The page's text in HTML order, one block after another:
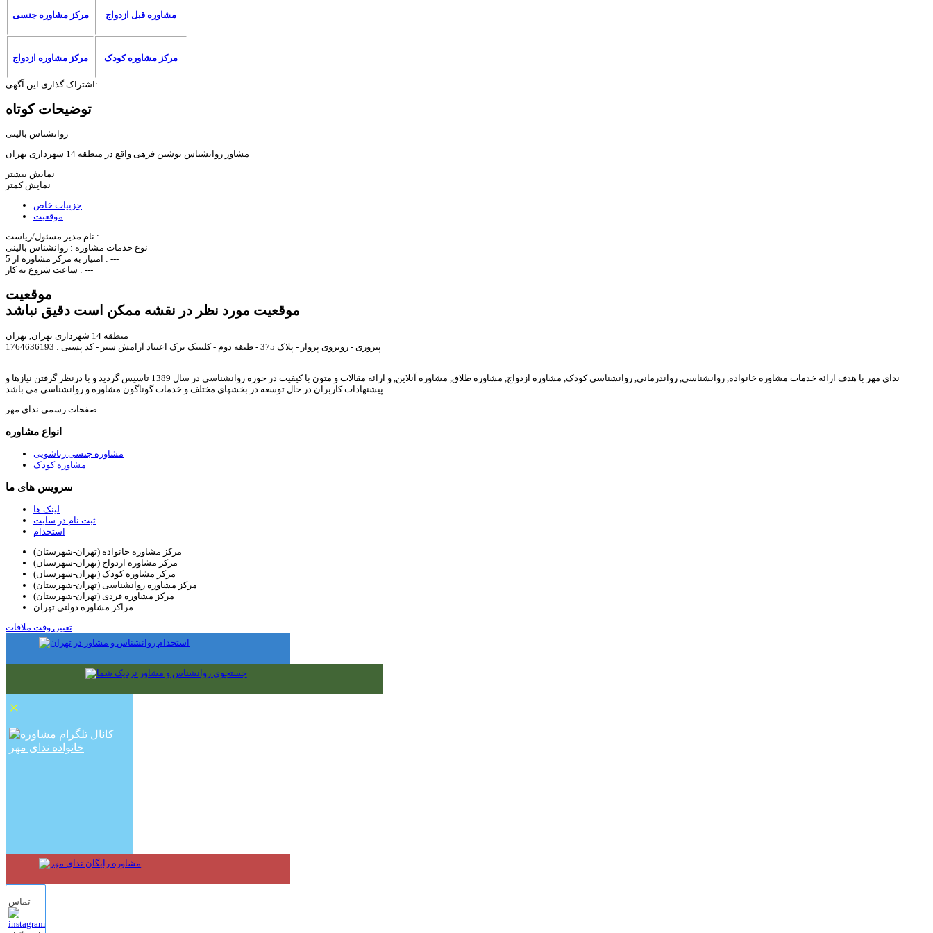
مرکز مشاوره جنسی مشاوره قبل ازدواج
مرکز مشاوره ازدواج مرکز مشاوره کودک
اشتراک گذاری این آگهی:
توضیحات کوتاه
روانشناس بالینی
مشاور روانشناس نوشین فرهی واقع در منطقه 14 شهرداری تهران
نمایش بیشتر
نمایش کمتر
جزییات خاص
موقعیت
نام مدیر مسئول/ریاست : ---
نوع خدمات مشاوره : روانشناس بالینی
امتیاز به مرکز مشاوره از 5 : ---
ساعت شروع به کار : ---
موقعیت
موقعیت مورد نظر در نقشه ممکن است دقیق نباشد
منطقه 14 شهرداری تهران, تهران
پیروزی - روبروی پرواز - پلاک 375 - طبقه دوم - کلینیک ترک اعتیاد آرامش سبز - کد پستی : 1764636193
ندای مهر با هدف ارائه خدمات مشاوره خانواده, روانشناسی, رواندرمانی, روانشناسی کودک, مشاوره ازدواج, مشاوره طلاق, مشاوره آنلاین, و ارائه مقالات و متون با کیفیت در حوزه روانشناسی در سال 1389 تاسیس گردید و با درنظر گرفتن نیازها و
پیشنهادات کاربران در حال توسعه در بخشهای مختلف و خدمات گوناگون مشاوره و روانشناسی می باشد
صفحات رسمی ندای مهر
انواع مشاوره
مشاوره جنسی زناشویی
مشاوره کودک
سرویس های ما
لینک ها
ثبت نام در سایت
استخدام
مرکز مشاوره خانواده (تهران-شهرستان)
مرکز مشاوره ازدواج (تهران-شهرستان)
مرکز مشاوره کودک (تهران-شهرستان)
مرکز مشاوره روانشناسی (تهران-شهرستان)
مرکز مشاوره فردی (تهران-شهرستان)
مراکز مشاوره دولتی تهران
تعیین وقت ملاقات
×
تماس